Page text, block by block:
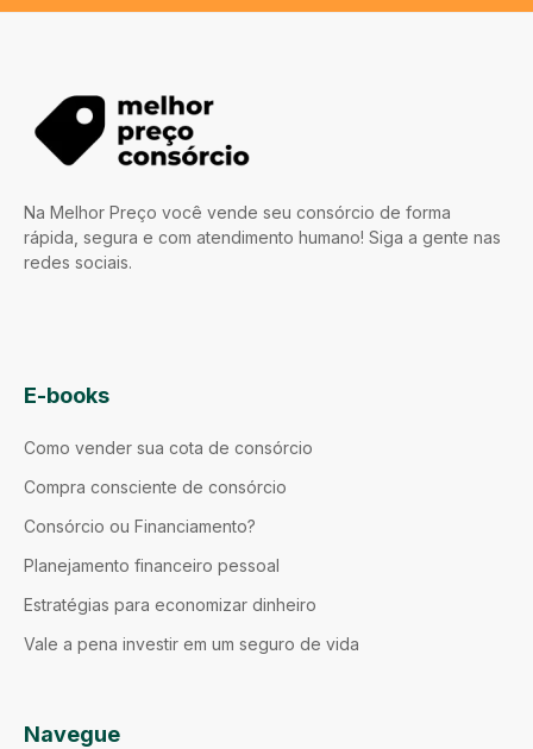
Na Melhor Preço você vende seu consórcio de forma
rápida, segura e com atendimento humano! Siga a gente nas
redes sociais.
E-books
Como vender sua cota de consórcio
Compra consciente de consórcio
Consórcio ou Financiamento?
Planejamento financeiro pessoal
Estratégias para economizar dinheiro
Vale a pena investir em um seguro de vida
Navegue